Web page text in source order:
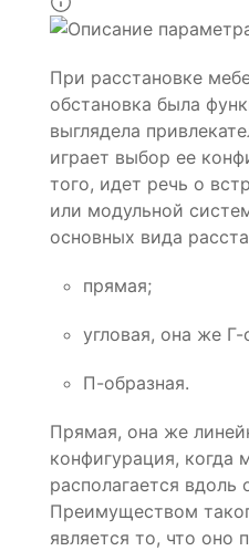
При расстановке
обстановка была
выглядела
играет выбор ее
того, идет речь о
или модульной
основных вида
прямая;
угловая, она же Г-
П-образная.
Прямая, она же
конфигурация, когда
располагается вдоль
Преимуществом
является то, что оно